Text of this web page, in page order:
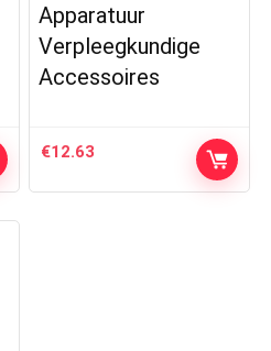
Apparatuur
Verpleegkundige
Accessoires
€12.63